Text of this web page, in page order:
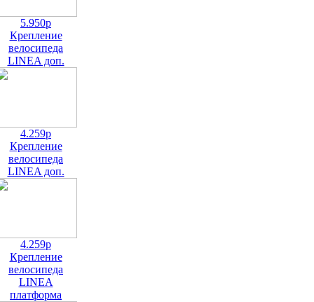
5.950р
Крепление
велосипеда
LINEA доп.
4.259р
Крепление
велосипеда
LINEA доп.
4.259р
Крепление
велосипеда
LINEA
платформа